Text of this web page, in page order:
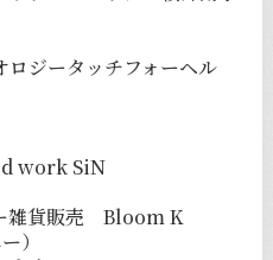
ジータッチフォーヘル
work SiN
雑貨販売 Bloom K
）